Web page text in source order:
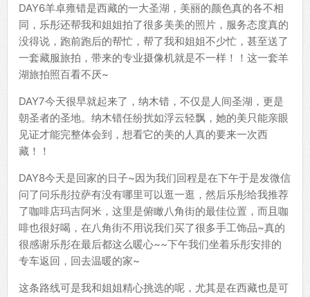
DAY6羊卓雍错是西藏的一大圣湖，美丽的颜色真的各不相
同，乐彤还帮我和姐姐拍了很多美美的照片，服务态度真的
没得说，跑前跑后的帮忙，帮了我和姐姐不少忙，甚至送了
一套藏服旅拍，带来的专业摄像机就是不一样！！这一套羊
湖旅拍照百看不厌~
DAY7今天很早就起来了，纳木错，不仅是人间圣湖，更是
朝圣者的圣地。纳木错任纷扰如浮云轻飘，她的美只能亲眼
见证才能完整体会到，想看它的美的人真的要来一次西
藏！！
DAY8今天是回家的日子~因为我们回程是在下午于是发微信
问了问乐彤拉萨有没有哪里可以逛一逛，然后乐彤给我推荐
了咖啡店玛吉阿米，这里是俯瞰八角街的最佳位置，而且咖
啡也很好喝，在八角街不用说我们买了很多手工饰品~真的
很感谢乐彤在最后都这么暖心~~下午我们坐着乐彤安排的
专车返回，回去温暖的家~
这条路线可是我和姐姐精心挑选的呢，尤其是在西藏也是可